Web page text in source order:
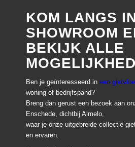
KOM LANGS
SHOWROOM
BEKIJK ALLE
Ben je geïnteresseerd ineen
woning of bedrijfspand?
Breng dan gerust een bezoek aan
Enschede, dichtbij Almelo,
waar je onze uitgebreide collectie
en ervaren.